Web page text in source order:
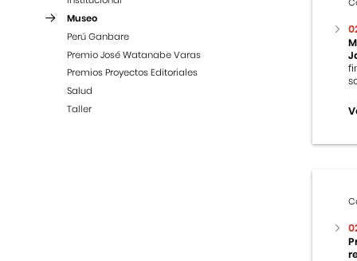
Museo
Perú Ganbare
Premio José Watanabe Varas
Premios Proyectos Editoriales
Salud
Taller